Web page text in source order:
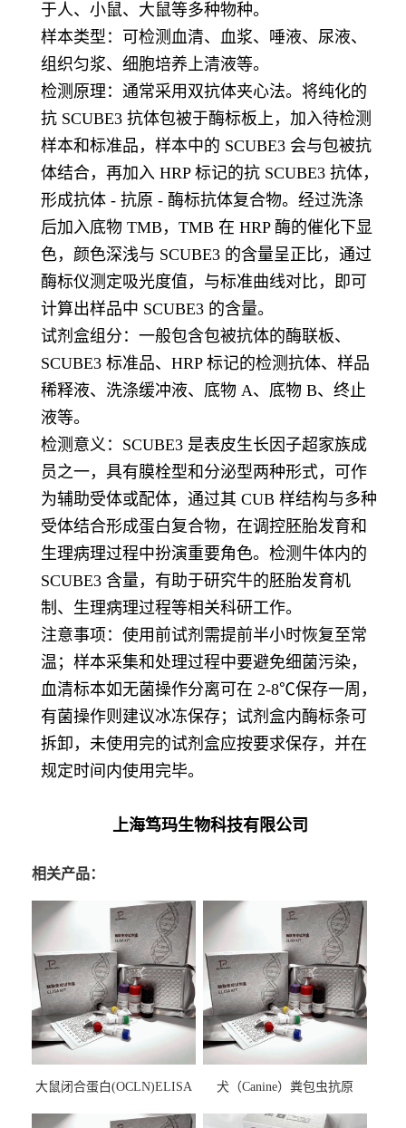
于人、小鼠、大鼠等多种物种。
样本类型：可检测血清、血浆、唾液、尿液、
组织匀浆、细胞培养上清液等。
检测原理：通常采用双抗体夹心法。将纯化的
抗 SCUBE3 抗体包被于酶标板上，加入待检测
样本和标准品，样本中的 SCUBE3 会与包被抗
体结合，再加入 HRP 标记的抗 SCUBE3 抗体，
形成抗体 - 抗原 - 酶标抗体复合物。经过洗涤
后加入底物 TMB，TMB 在 HRP 酶的催化下显
色，颜色深浅与 SCUBE3 的含量呈正比，通过
酶标仪测定吸光度值，与标准曲线对比，即可
计算出样品中 SCUBE3 的含量。
试剂盒组分：一般包含包被抗体的酶联板、
SCUBE3 标准品、HRP 标记的检测抗体、样品
稀释液、洗涤缓冲液、底物 A、底物 B、终止
液等。
检测意义：SCUBE3 是表皮生长因子超家族成
员之一，具有膜栓型和分泌型两种形式，可作
为辅助受体或配体，通过其 CUB 样结构与多种
受体结合形成蛋白复合物，在调控胚胎发育和
生理病理过程中扮演重要角色。检测牛体内的
SCUBE3 含量，有助于研究牛的胚胎发育机
制、生理病理过程等相关科研工作。
注意事项：使用前试剂需提前半小时恢复至常
温；样本采集和处理过程中要避免细菌污染，
血清标本如无菌操作分离可在 2-8℃保存一周，
有菌操作则建议冰冻保存；试剂盒内酶标条可
拆卸，未使用完的试剂盒应按要求保存，并在
规定时间内使用完毕。
上海笃玛生物科技有限公司
相关产品：
大鼠闭合蛋白(OCLN)ELISA
犬（Canine）粪包虫抗原